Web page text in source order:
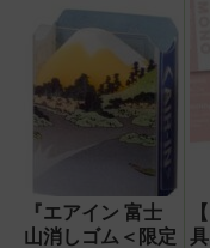
『エアイン 富士
山消しゴム＜限定